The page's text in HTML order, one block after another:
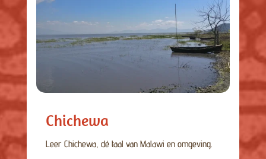
Chichewa
Leer Chichewa, dé taal van Malawi en omgeving.